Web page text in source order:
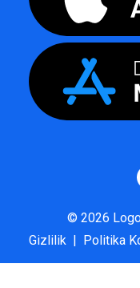
© 2026
Gizlilik | Politika